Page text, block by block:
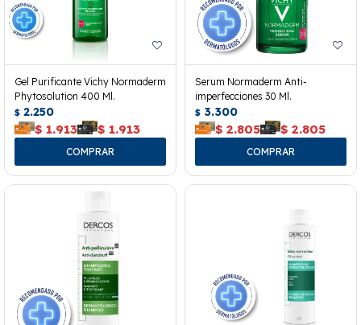
Gel Purificante Vichy Normaderm
Phytosolution 400 Ml.
$ 2.250
$ 1.913 $ 1.913
Serum Normaderm Anti-
imperfecciones 30 Ml.
$ 3.300
$ 2.805 $ 2.805